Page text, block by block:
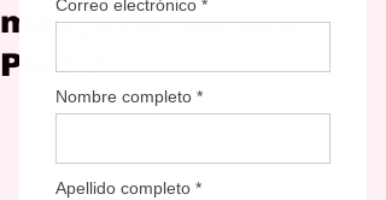
más joven de Las
Piedras